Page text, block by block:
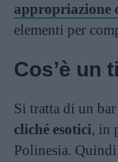
appropriazione
elementi per
Cos’è un
Si tratta di un
cliché esotici, in
Polinesia.